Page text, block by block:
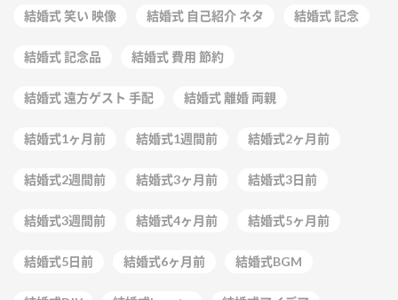
結婚式 笑い 映像 結婚式 自己紹介 ネタ 結婚式 記念
結婚式 記念品 結婚式 費用 節約
結婚式 遠方ゲスト 手配 結婚式 離婚 両親
結婚式1ヶ月前 結婚式1週間前 結婚式2ヶ月前
結婚式2週間前 結婚式3ヶ月前 結婚式3日前
結婚式3週間前 結婚式4ヶ月前 結婚式5ヶ月前
結婚式5日前 結婚式6ヶ月前 結婚式BGM